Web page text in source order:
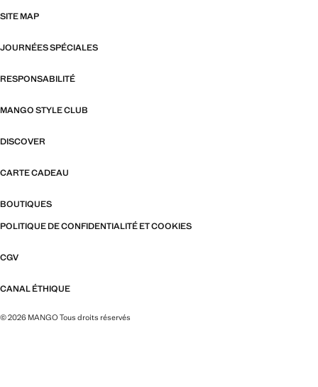
SITE MAP
JOURNÉES SPÉCIALES
RESPONSABILITÉ
MANGO STYLE CLUB
DISCOVER
CARTE CADEAU
BOUTIQUES
POLITIQUE DE CONFIDENTIALITÉ ET COOKIES
CGV
CANAL ÉTHIQUE
© 2026 MANGO Tous droits réservés